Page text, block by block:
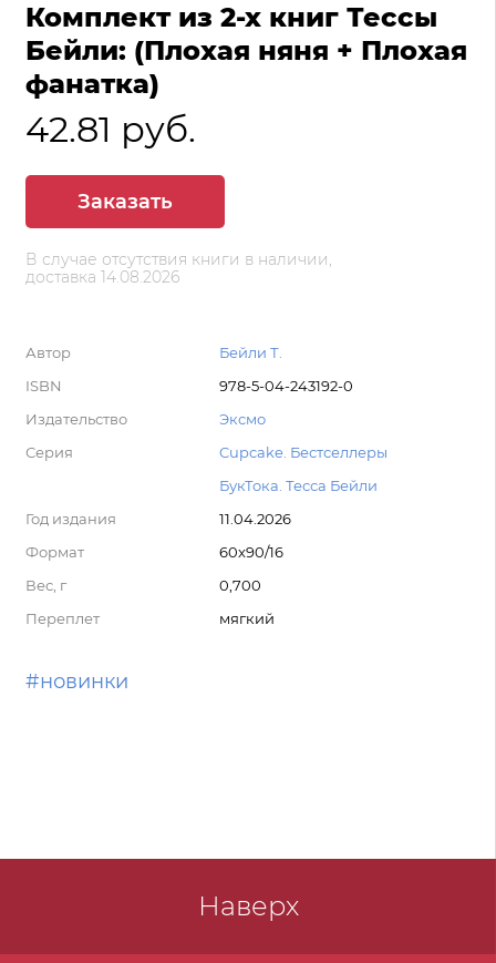
Комплект из 2-х книг Тессы
Бейли: (Плохая няня + Плохая
фанатка)
42.81 руб.
Заказать
В случае отсутствия книги в наличии,
доставка 14.08.2026
Автор
Бейли Т.
ISBN
978-5-04-243192-0
Издательство
Эксмо
Серия
Cupcake. Бестселлеры
БукТока. Тесса Бейли
Год издания
11.04.2026
Формат
60x90/16
Вес, г
0,700
Переплет
мягкий
#новинки
Наверх